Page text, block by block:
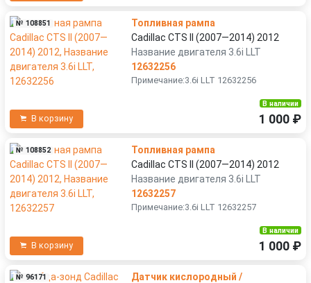
№ 108851
Топливная рампа
Cadillac CTS II (2007—2014) 2012
Название двигателя 3.6i LLT
12632256
Примечание:3.6i LLT 12632256
В корзину
В наличии
1 000 ₽
№ 108852
Топливная рампа
Cadillac CTS II (2007—2014) 2012
Название двигателя 3.6i LLT
12632257
Примечание:3.6i LLT 12632257
В корзину
В наличии
1 000 ₽
№ 96171
Датчик кислородный /